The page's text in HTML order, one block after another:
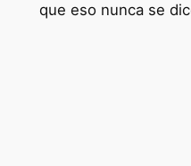
que eso nunca se